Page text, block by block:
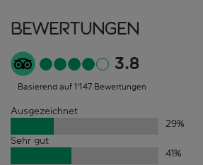
Bewertungen
3.8
Basierend auf 1'147 Bewertungen
Ausgezeichnet
29%
Sehr gut
41%